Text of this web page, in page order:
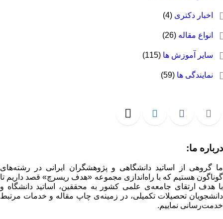
اخبار دکتری (4)
انواع مقاله (26)
سایر آموزش ها (115)
نمایندگی ها (59)
درباره ما:
ما گروهی از اساتید دانشگاهی و پژوهشگران ایرانی در رشته‌های
گوناگون هستیم که با راه‌اندازی مجموعه «هدف ریسرچ» قصد داریم تا
با هدف ارتقای جامعه‌ی علمی کشور به محققین، اساتید دانشگاه و
دانشجویان تحصیلات تکمیلی، در زمینه‌ی چاپ مقاله و خدمات مرتبط
خدمت‌رسانی نماییم.